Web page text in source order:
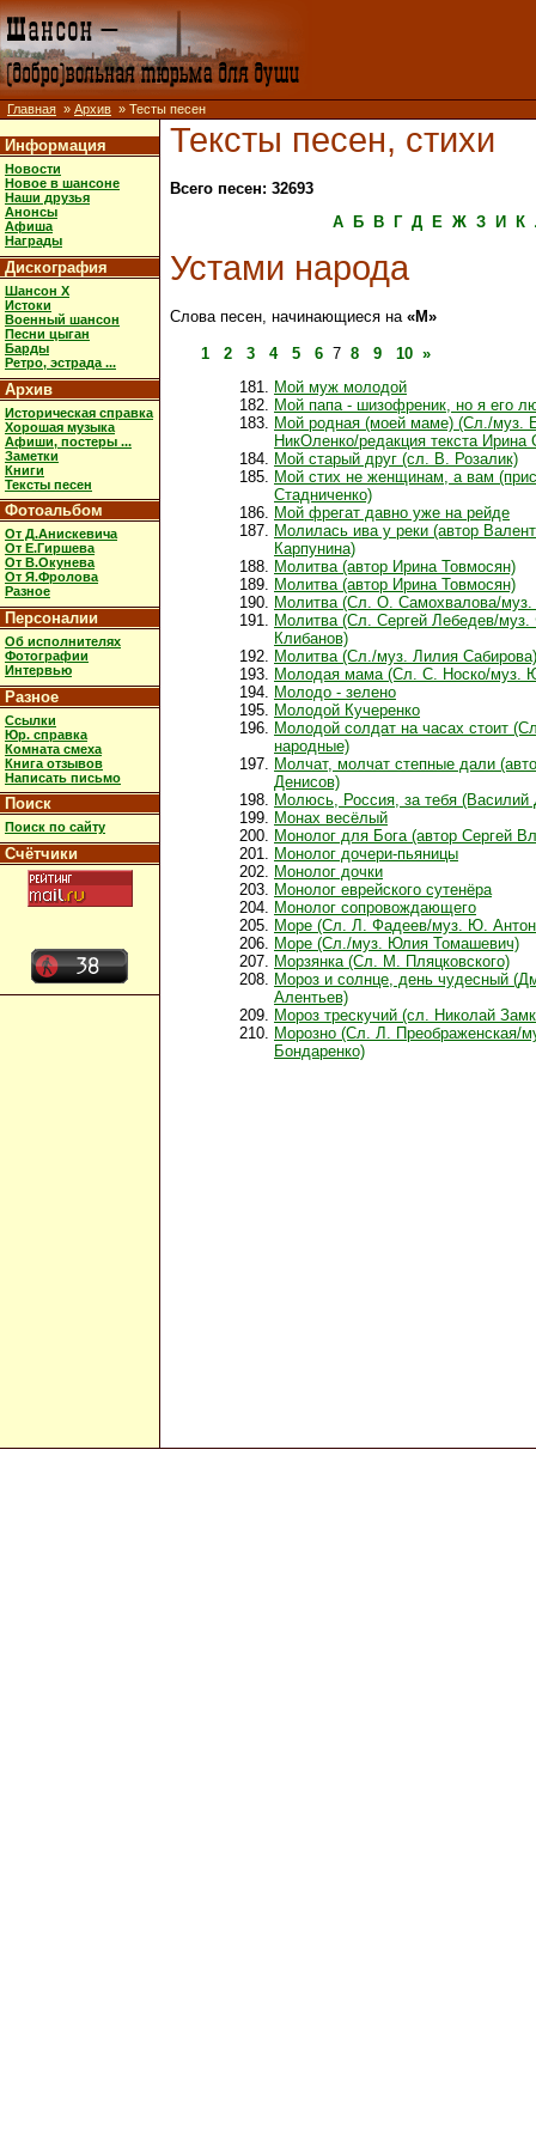
Главная » Архив » Тесты песен
Информация
Новости
Новое в шансоне
Наши друзья
Анонсы
Афиша
Награды
Дискография
Шансон X
Истоки
Военный шансон
Песни цыган
Барды
Ретро, эстрада ...
Архив
Историческая справка
Хорошая музыка
Афиши, постеры ...
Заметки
Книги
Тексты песен
Фотоальбом
От Д.Анискевича
От Е.Гиршева
От В.Окунева
От Я.Фролова
Разное
Персоналии
Об исполнителях
Фотографии
Интервью
Разное
Ссылки
Юр. справка
Комната смеха
Книга отзывов
Написать письмо
Поиск
Поиск по сайту
Счётчики
Тексты песен, стихи
Всего песен: 32693
А
Б В Г Д Е Ж З И К
Устами народа
Слова песен, начинающиеся на «М»
1 2 3 4 5 6 7 8 9 10 »
Мой муж молодой
Мой папа - шизофреник, но я его
Мой родная (моей маме) (Сл./муз.
НикОленко/редакция текста Ирина
Мой старый друг (сл. В. Розалик)
Мой стих не женщинам, а вам
Стадниченко)
Мой фрегат давно уже на рейде
Молилась ива у реки (автор
Карпунина)
Молитва (автор Ирина Товмосян)
Молитва (автор Ирина Товмосян)
Молитва (Сл. О. Самохвалова/муз.
Молитва (Сл. Сергей Лебедев/муз.
Клибанов)
Молитва (Сл./муз. Лилия Сабирова)
Молодая мама (Сл. С. Носко/муз.
Молодо - зелено
Молодой Кучеренко
Молодой солдат на часах стоит
народные)
Молчат, молчат степные дали
Денисов)
Молюсь, Россия, за тебя (Василий
Монах весёлый
Монолог для Бога (автор Сергей
Монолог дочери-пьяницы
Монолог дочки
Монолог еврейского сутенёра
Монолог сопровождающего
Море (Сл. Л. Фадеев/муз. Ю.
Море (Сл./муз. Юлия Томашевич)
Морзянка (Сл. М. Пляцковского)
Мороз и солнце, день чудесный
Алентьев)
Мороз трескучий (сл. Николай
Морозно (Сл. Л. Преображенская/
Бондаренко)